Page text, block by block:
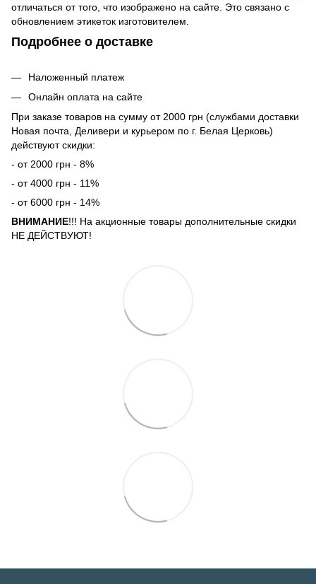
отличаться от того, что изображено на сайте. Это связано с
обновлением этикеток изготовителем.
Подробнее о доставке
Наложенный платеж
Онлайн оплата на сайте
При заказе товаров на сумму от 2000 грн (службами доставки
Новая почта, Деливери и курьером по г. Белая Церковь)
действуют скидки:
- от 2000 грн - 8%
- от 4000 грн - 11%
- от 6000 грн - 14%
ВНИМАНИЕ!!! На акционные товары дополнительные скидки
НЕ ДЕЙСТВУЮТ!